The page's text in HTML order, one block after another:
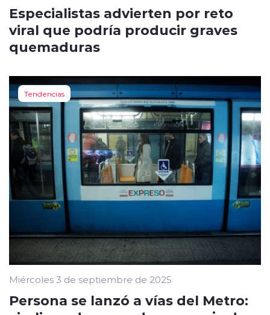
Especialistas advierten por reto
viral que podría producir graves
quemaduras
Tendencias
Miércoles 3 de septiembre de 2025
Persona se lanzó a vías del Metro: